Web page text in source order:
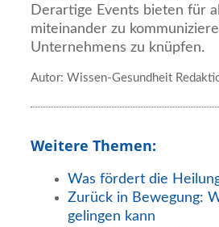
Derartige Events bieten für
miteinander zu
Unternehmens zu knüpfen.
Autor: Wissen-Gesundheit
Weitere Themen:
Was fördert die
Zurück in Bewegung:
gelingen kann